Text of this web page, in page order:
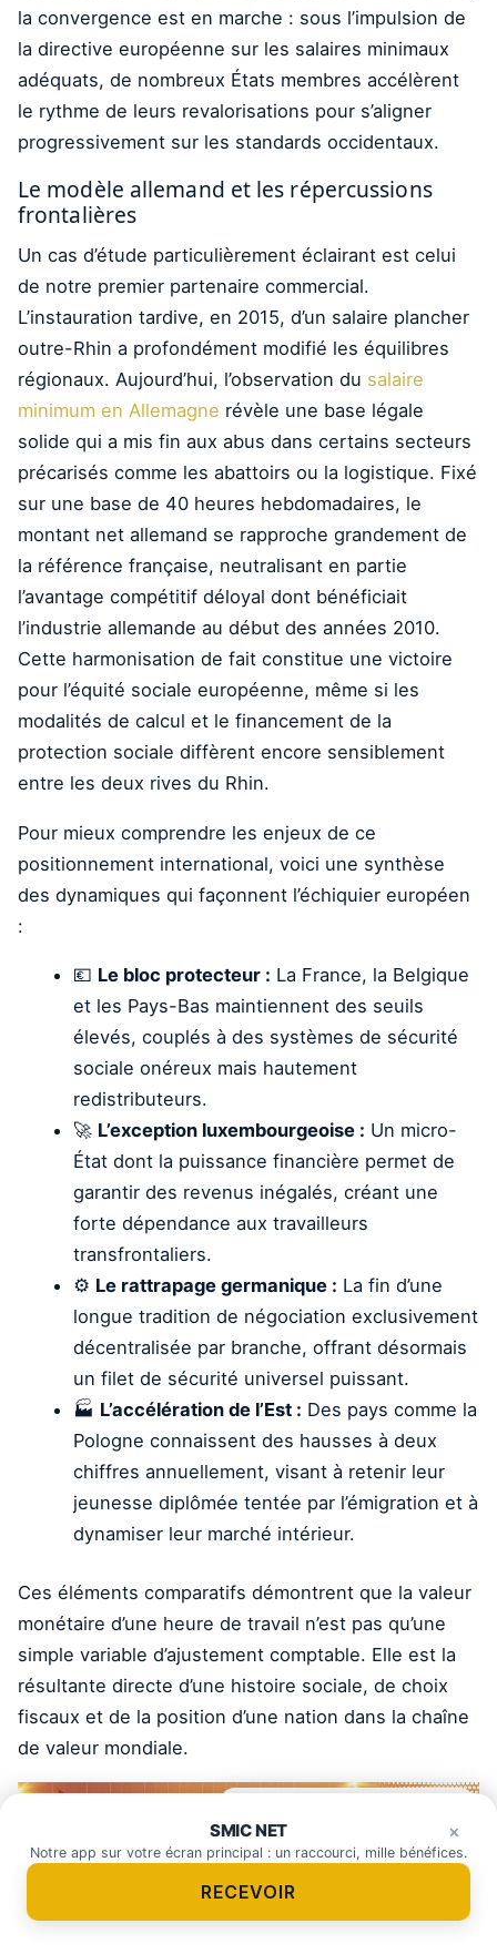
la convergence est en marche : sous l’impulsion de
la directive européenne sur les salaires minimaux
adéquats, de nombreux États membres accélèrent
le rythme de leurs revalorisations pour s’aligner
progressivement sur les standards occidentaux.
Le modèle allemand et les répercussions
frontalières
Un cas d’étude particulièrement éclairant est celui
de notre premier partenaire commercial.
L’instauration tardive, en 2015, d’un salaire plancher
outre-Rhin a profondément modifié les équilibres
régionaux. Aujourd’hui, l’observation du salaire
minimum en Allemagne révèle une base légale
solide qui a mis fin aux abus dans certains secteurs
précarisés comme les abattoirs ou la logistique. Fixé
sur une base de 40 heures hebdomadaires, le
montant net allemand se rapproche grandement de
la référence française, neutralisant en partie
l’avantage compétitif déloyal dont bénéficiait
l’industrie allemande au début des années 2010.
Cette harmonisation de fait constitue une victoire
pour l’équité sociale européenne, même si les
modalités de calcul et le financement de la
protection sociale diffèrent encore sensiblement
entre les deux rives du Rhin.
Pour mieux comprendre les enjeux de ce
positionnement international, voici une synthèse
des dynamiques qui façonnent l’échiquier européen
:
💶 Le bloc protecteur : La France, la Belgique
et les Pays-Bas maintiennent des seuils
élevés, couplés à des systèmes de sécurité
sociale onéreux mais hautement
redistributeurs.
🚀 L’exception luxembourgeoise : Un micro-
État dont la puissance financière permet de
garantir des revenus inégalés, créant une
forte dépendance aux travailleurs
transfrontaliers.
⚙️ Le rattrapage germanique : La fin d’une
longue tradition de négociation exclusivement
décentralisée par branche, offrant désormais
un filet de sécurité universel puissant.
🏭 L’accélération de l’Est : Des pays comme la
Pologne connaissent des hausses à deux
chiffres annuellement, visant à retenir leur
jeunesse diplômée tentée par l’émigration et à
dynamiser leur marché intérieur.
Ces éléments comparatifs démontrent que la valeur
monétaire d’une heure de travail n’est pas qu’une
simple variable d’ajustement comptable. Elle est la
résultante directe d’une histoire sociale, de choix
fiscaux et de la position d’une nation dans la chaîne
de valeur mondiale.
demandez-moi.
×
SMIC NET
Notre app sur votre écran principal : un raccourci, mille bénéfices.
RECEVOIR